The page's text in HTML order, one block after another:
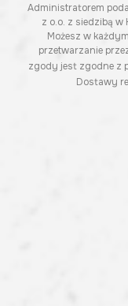
Administratorem
z o.o. z siedzibą w
Możesz w
przetwarzanie
zgody jest zgodne z
Dostawy